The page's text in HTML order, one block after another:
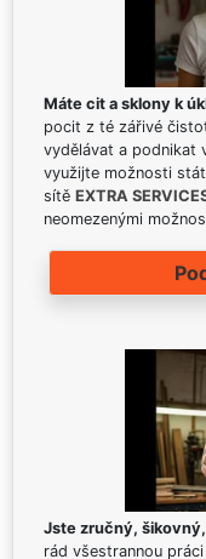
Máte cit a sklony k
pocit z té zářivé
vydělávat a podnikat
využijte možnosti
sítě EXTRA
neomezenými
Jste zručný,
rád všestrannou